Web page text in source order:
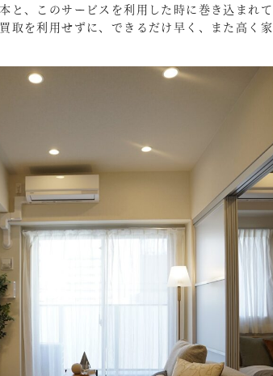
と、このサービスを利用した時に巻き込まれ
取を利用せずに、できるだけ早く、また高く